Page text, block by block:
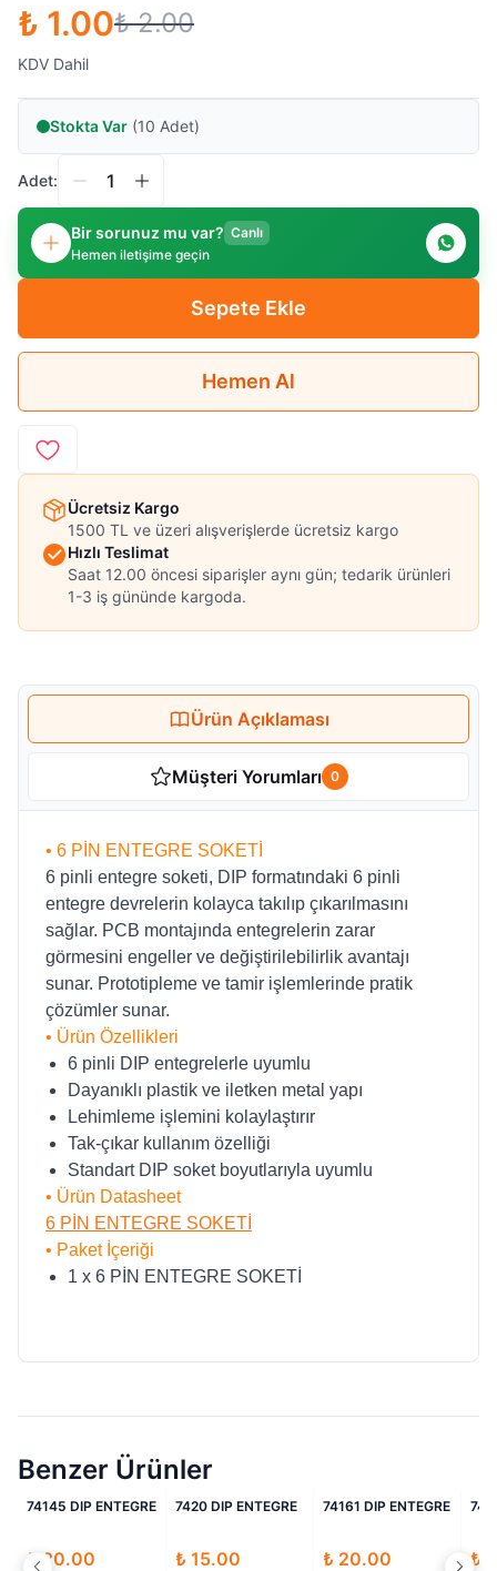
₺ 1.00₺ 2.00
KDV Dahil
Stokta Var (10 Adet)
Adet:
Bir sorunuz mu var? Canlı
Hemen iletişime geçin
Sepete Ekle
Hemen Al
Ücretsiz Kargo
1500 TL ve üzeri alışverişlerde ücretsiz kargo
Hızlı Teslimat
Saat 12.00 öncesi siparişler aynı gün; tedarik ürünleri
1-3 iş gününde kargoda.
Ürün Açıklaması
Müşteri Yorumları 0
• 6 PİN ENTEGRE SOKETİ
6 pinli entegre soketi, DIP formatındaki 6 pinli
entegre devrelerin kolayca takılıp çıkarılmasını
sağlar. PCB montajında entegrelerin zarar
görmesini engeller ve değiştirilebilirlik avantajı
sunar. Prototipleme ve tamir işlemlerinde pratik
çözümler sunar.
• Ürün Özellikleri
6 pinli DIP entegrelerle uyumlu
Dayanıklı plastik ve iletken metal yapı
Lehimleme işlemini kolaylaştırır
Tak-çıkar kullanım özelliği
Standart DIP soket boyutlarıyla uyumlu
• Ürün Datasheet
6 PİN ENTEGRE SOKETİ
• Paket İçeriği
1 x 6 PİN ENTEGRE SOKETİ
Benzer Ürünler
İndirimli
74145 DIP ENTEGRE
₺ 20.00
İndirimli
7420 DIP ENTEGRE
₺ 15.00
İndirimli
74161 DIP ENTEGRE
₺ 20.00 ₺